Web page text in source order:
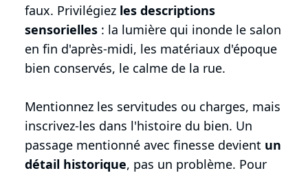
faux. Privilégiez les descriptions
sensorielles : la lumière qui inonde le salon
en fin d'après-midi, les matériaux d'époque
bien conservés, le calme de la rue.
Mentionnez les servitudes ou charges, mais
inscrivez-les dans l'histoire du bien. Un
passage mentionné avec finesse devient un
détail historique, pas un problème. Pour